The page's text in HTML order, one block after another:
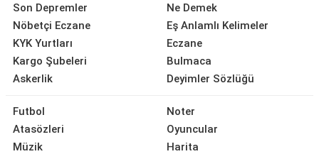
Son Depremler
Nöbetçi Eczane
KYK Yurtları
Kargo Şubeleri
Askerlik
Ne Demek
Eş Anlamlı Kelimeler
Eczane
Bulmaca
Deyimler Sözlüğü
Futbol
Atasözleri
Müzik
Noter
Oyuncular
Harita